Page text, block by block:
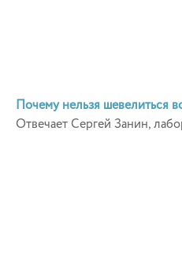
Почему нельзя шевелиться
Отвечает Сергей Занин,